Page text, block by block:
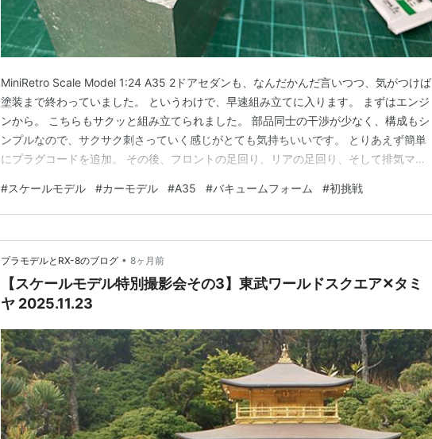
MiniRetro Scale Model 1:24 A35 2ドアセダンも、なんだかんだ言いつつ、気がつけば
塗装まで終わっていました。 というわけで、早速組み立てに入ります。 まずはエンジ
ンから。 こちらもサクッと組み立てられました。 部品同士の干渉が少なく、構成もシ
ンプルなので、サクサク刺さっていく感じがとても気持ちいいです。 とりあえず簡単
にプラグコードを追加。 その後、フロントの足回り、リアの足回り、そして排気マフ
で組み立ててきた3Dプリントモデルは、すべてセブン系。 よく考えると、フロントガ
ラスやリアガラ…
#スケールモデル #カーモデル #A35 #バキュームフォーム #初挑戦
プラモデルとRX-8のブログ • 8ヶ月前
【スケールモデル特別撮影会その3】東武ワールドスクエア✕タミ
ヤ 2025.11.23